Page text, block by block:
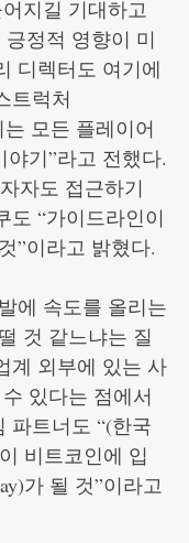
지길 기대하고
정적 영향이 미
디렉터도 여기에
트럭처
는 모든 플레이어
기”라고 전했다.
자도 접근하기
도 “가이드라인이
”이라고 밝혔다.
에 속도를 올리는
것 같느냐는 질
계 외부에 있는 사
있다는 점에서
파트너도 “(한국
비트코인에 입
가 될 것”이라고